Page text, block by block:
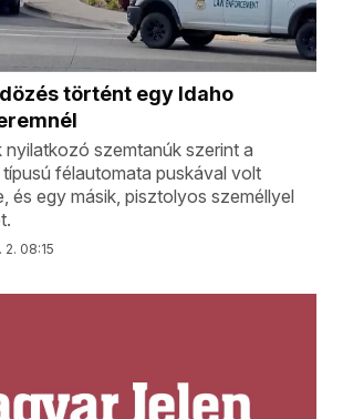
történt egy Idaho
nyilatkozó szemtanúk szerint a
félautomata puskával volt
és egy másik, pisztolyos személlyel
2. 08:15